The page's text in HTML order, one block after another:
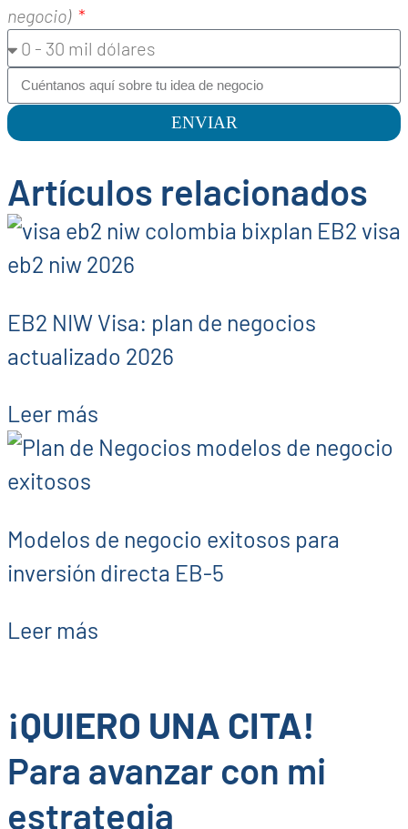
negocio)
ENVIAR
Artículos relacionados
EB2 NIW Visa: plan de negocios
actualizado 2026
Leer más
Modelos de negocio exitosos para
inversión directa EB-5
Leer más
¡QUIERO UNA CITA!
Para avanzar con mi
estrategia